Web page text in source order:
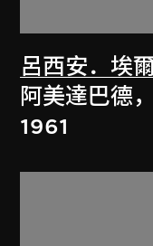
呂西安．埃
阿美達巴德
1961